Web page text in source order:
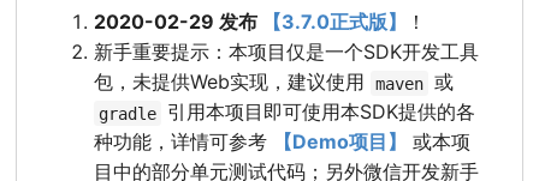
2020-02-29 发布 【3.7.0正式版】
！
新手重要提示：本项目仅是一个SDK开发工具
包，未提供Web实现，建议使用
maven 或
gradle
引用本项目即可使用本SDK提供的各
种功能，详情可参考
【Demo项目】
或本项
目中的部分单元测试代码；另外微信开发新手